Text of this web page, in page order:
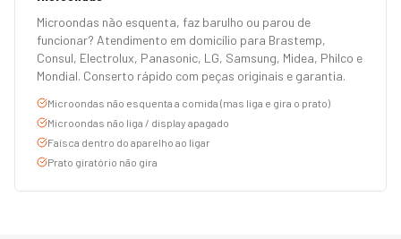
Microondas não esquenta, faz barulho ou parou de
funcionar? Atendimento em domicílio para Brastemp,
Consul, Electrolux, Panasonic, LG, Samsung, Midea, Philco e
Mondial. Conserto rápido com peças originais e garantia.
Microondas não esquenta a comida (mas liga e gira o prato)
Microondas não liga / display apagado
Faísca dentro do aparelho ao ligar
Prato giratório não gira